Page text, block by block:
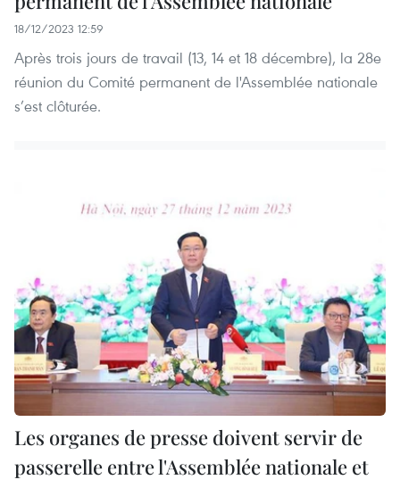
18/12/2023 12:59
Après trois jours de travail (13, 14 et 18 décembre), la 28e
réunion du Comité permanent de l'Assemblée nationale
s’est clôturée.
Les organes de presse doivent servir de
passerelle entre l'Assemblée nationale et